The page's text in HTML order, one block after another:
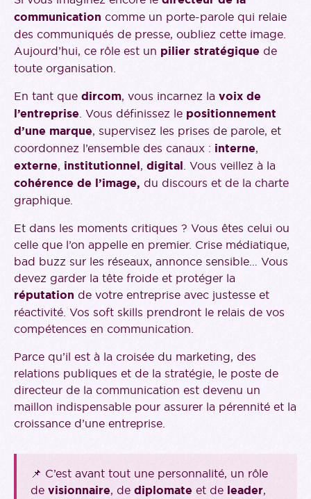
communication comme un porte-parole qui relaie
des communiqués de presse, oubliez cette image.
Aujourd’hui, ce rôle est un pilier stratégique de
toute organisation.
En tant que dircom, vous incarnez la voix de
l’entreprise. Vous définissez le positionnement
d’une marque, supervisez les prises de parole, et
coordonnez l’ensemble des canaux : interne,
externe, institutionnel, digital. Vous veillez à la
cohérence de l’image, du discours et de la charte
graphique.
Et dans les moments critiques ? Vous êtes celui ou
celle que l’on appelle en premier. Crise médiatique,
bad buzz sur les réseaux, annonce sensible… Vous
devez garder la tête froide et protéger la
réputation de votre entreprise avec justesse et
réactivité. Vos soft skills prendront le relais de vos
compétences en communication.
Parce qu’il est à la croisée du marketing, des
relations publiques et de la stratégie, le poste de
directeur de la communication est devenu un
maillon indispensable pour assurer la pérennité et la
croissance d’une entreprise.
📌 C’est avant tout une personnalité, un rôle
de visionnaire, de diplomate et de leader,